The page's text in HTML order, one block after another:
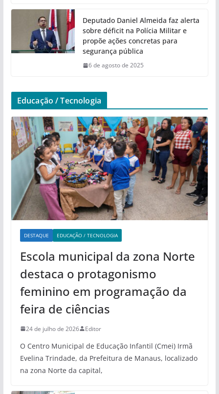
Deputado Daniel Almeida faz alerta
sobre déficit na Polícia Militar e
propõe ações concretas para
segurança pública
6 de agosto de 2025
Educação / Tecnologia
DESTAQUE EDUCAÇÃO / TECNOLOGIA
Escola municipal da zona Norte
destaca o protagonismo
feminino em programação da
feira de ciências
24 de julho de 2026 Editor
O Centro Municipal de Educação Infantil (Cmei) Irmã
Evelina Trindade, da Prefeitura de Manaus, localizado
na zona Norte da capital,